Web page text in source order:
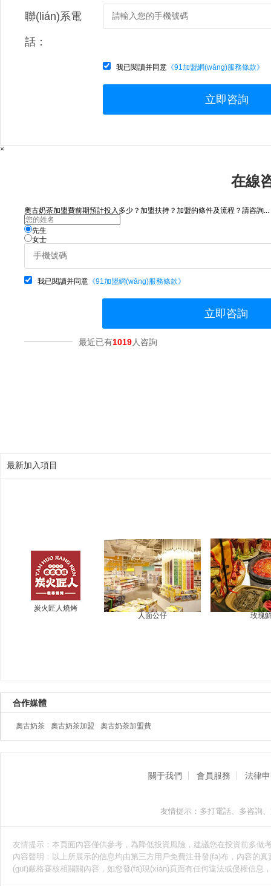
聯(lián)系電
話：
我已閱讀并同意 《91加盟網(wǎng)服務條款》
立即咨詢
×
在線
奧古奶茶加盟費前期預計投入多少？加盟扶持？加盟的條件及流程？請咨詢...
先生
女士
我已閱讀并同意 《91加盟網(wǎng)服務條款》
立即咨詢
最近已有1019人咨詢
最新加入項目
炭火匠人燒烤
人面公仔
玫瑰
合作媒體
奧古奶茶 奧古奶茶加盟 奧古奶茶加盟費
關于我們 會員服務 法律
友情提示：多打電話、多咨詢
友情提示：本頁面內容僅供參考，為降低投資風險，建議您在投資前多
內容聲明：以上所展示的信息均由第三方用戶免費注冊發(fā)布，內容的
(guī)嚴格審核相關關內容，如您發(fā)現(xiàn)頁面有任何違法或侵權信